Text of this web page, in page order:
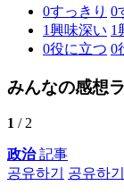
0すっきり 0
1興味深い 1
0役に立つ 0
みんなの感想
1 / 2
政治記事
공유하기
공유하기